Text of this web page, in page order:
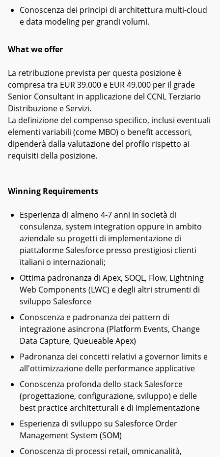
Conoscenza dei principi di architettura multi-cloud
e data modeling per grandi volumi.
What we offer
La retribuzione prevista per questa posizione è
compresa tra EUR 39.000 e EUR 49.000 per il grade
Senior Consultant in applicazione del CCNL Terziario
Distribuzione e Servizi.
La definizione del compenso specifico, inclusi eventuali
elementi variabili (come MBO) o benefit accessori,
dipenderà dalla valutazione del profilo rispetto ai
requisiti della posizione.
Winning Requirements
Esperienza di almeno 4-7 anni in società di
consulenza, system integration oppure in ambito
aziendale su progetti di implementazione di
piattaforme Salesforce presso prestigiosi clienti
italiani o internazionali;
Ottima padronanza di Apex, SOQL, Flow, Lightning
Web Components (LWC) e degli altri strumenti di
sviluppo Salesforce
Conoscenza e padronanza dei pattern di
integrazione asincrona (Platform Events, Change
Data Capture, Queueable Apex)
Padronanza dei concetti relativi a governor limits e
all'ottimizzazione delle performance applicative
Conoscenza profonda dello stack Salesforce
(progettazione, configurazione, sviluppo) e delle
best practice architetturali e di implementazione
Esperienza di sviluppo su Salesforce Order
Management System (SOM)
Conoscenza di processi retail, omnicanalità,